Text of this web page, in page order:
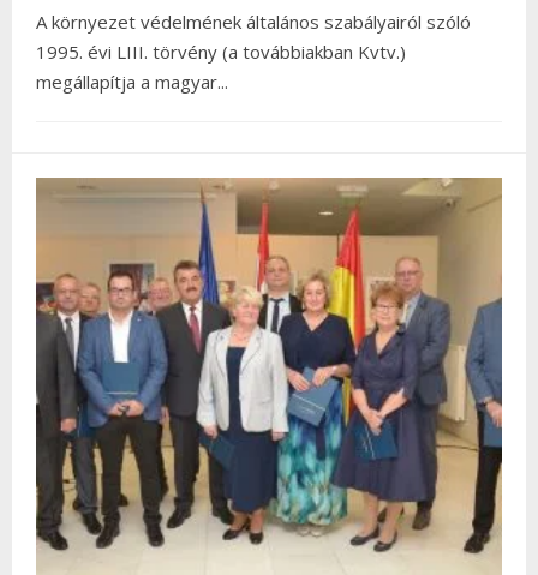
A környezet védelmének általános szabályairól szóló
1995. évi LIII. törvény (a továbbiakban Kvtv.)
megállapítja a magyar...